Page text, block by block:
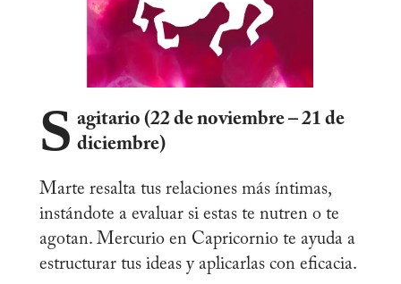
S agitario (22 de noviembre – 21 de
diciembre)
Marte resalta tus relaciones más íntimas,
instándote a evaluar si estas te nutren o te
agotan. Mercurio en Capricornio te ayuda a
estructurar tus ideas y aplicarlas con eficacia.